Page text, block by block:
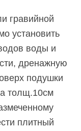
гравийной
установить
воды и
дренажную
подушки
толщ.10см
плитный